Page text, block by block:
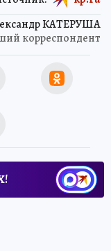
КАТЕРУША
корреспондент